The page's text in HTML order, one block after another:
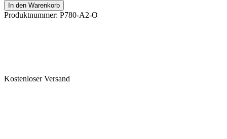
In den Warenkorb
Produktnummer: P780-A2-O
Kostenloser Versand